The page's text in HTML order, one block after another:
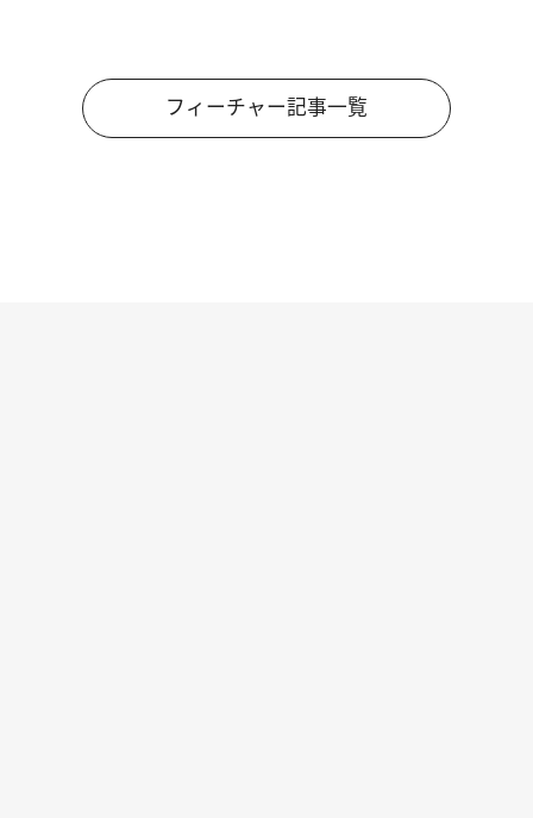
フィーチャー記事一覧